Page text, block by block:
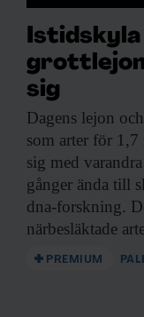
sig
Dagens lejon och
som arter för 1,7
sig med
gånger ända till
dna-forskning.
närbesläktade
PREMIUM